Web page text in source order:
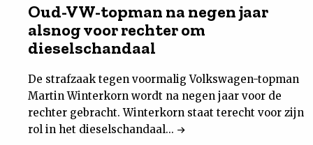
Oud-VW-topman na negen jaar
alsnog voor rechter om
dieselschandaal
De strafzaak tegen voormalig Volkswagen-topman
Martin Winterkorn wordt na negen jaar voor de
rechter gebracht. Winterkorn staat terecht voor zijn
rol in het dieselschandaal...